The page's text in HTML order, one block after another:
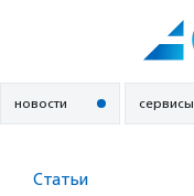
новости сервисы
Статьи